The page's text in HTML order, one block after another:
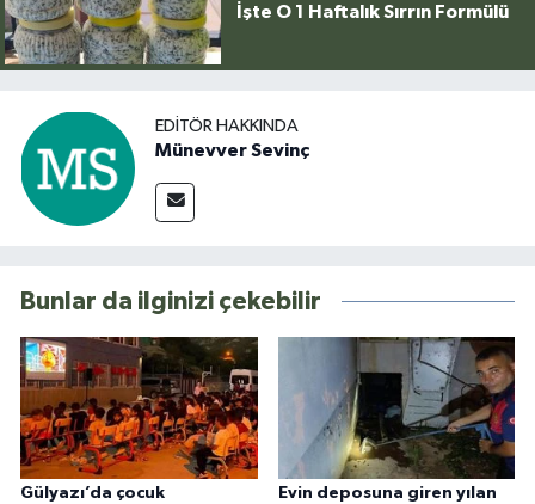
İşte O 1 Haftalık Sırrın Formülü
EDITÖR HAKKINDA
Münevver Sevinç
Bunlar da ilginizi çekebilir
Gülyazı’da çocuk
Evin deposuna giren yılan